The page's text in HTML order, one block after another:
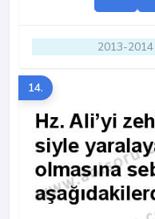
2013-2014
14.